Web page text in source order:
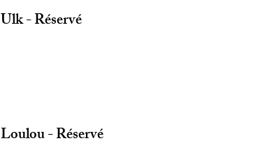
Ulk - Réservé
Loulou - Réservé